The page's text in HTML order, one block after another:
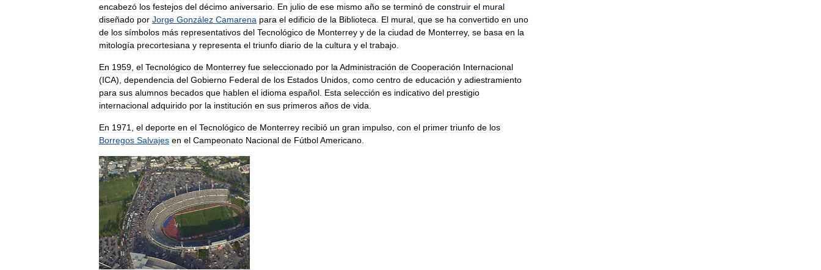
encabezó los festejos del décimo aniversario. En julio de ese mismo año se terminó de construir el mural
diseñado por Jorge González Camarena para el edificio de la Biblioteca. El mural, que se ha convertido en uno
de los símbolos más representativos del Tecnológico de Monterrey y de la ciudad de Monterrey, se basa en la
mitología precortesiana y representa el triunfo diario de la cultura y el trabajo.
En 1959, el Tecnológico de Monterrey fue seleccionado por laAdministración de Cooperación Internacional
(ICA), dependencia del Gobierno Federal de los Estados Unidos, como centro de educación y adiestramiento
para sus alumnos becados que hablen el idioma español. Esta selección es indicativo del prestigio
internacional adquirido por la institución en sus primeros años de vida.
En 1971, el deporte en el Tecnológico de Monterrey recibió un gran impulso, con el primer triunfo de los
Borregos Salvajes en el Campeonato Nacional de FútbolAmericano.